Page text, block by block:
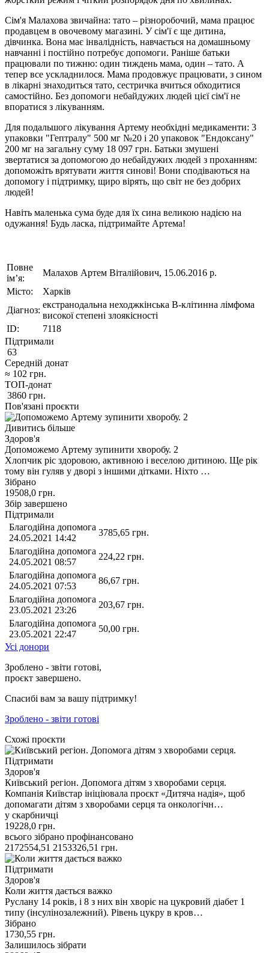
Сім'я Малахова звичайна: тато – різноробочий, мама працює
продавцем в овочевому магазині. У сім'ї є ще дитина,
дівчинка. Вона має інвалідність, навчається на домашньому
навчанні і постійно потребує допомоги. Раніше батьки
працювали по тижню: один тиждень мама, один – тато. А
тепер все ускладнилося. Мама продовжує працювати, з сином
в лікарні знаходиться тато, сестричка вчиться обходитися
самостійно. Без допомоги небайдужих людей цієї сім'ї не
впоратися з лікуванням.
Для подальшого лікування Артему необхідні медикаменти: 3
упаковки "Гептралу" 500 мг №20 і 20 упаковок "Ендоксану"
200 мг на загальну суму 18 097 грн. Батьки змушені
звертатися за допомогою до небайдужих людей з проханням:
допоможіть врятувати життя синові! Вони сподіваються на
допомогу і підтримку, щиро вірять, що світ не без добрих
людей!
Навіть маленька сума буде для їх сина великою надією на
одужання! Будь ласка, підтримайте Артема!
Повне
ім’я:
Малахов Артем Віталійович, 15.06.2016 р.
Місто:
Харків
Діагноз:
екстранодальна неходжкінська В-клітинна лімфома
високої степені злоякісності
ID:
7118
Підтримали
63
Середній донат
≈ 102 грн.
ТОП-донат
3860 грн.
Пов'язані проєкти
Дивитись більше
Здоров'я
Допоможемо Артему зупинити хворобу. 2
Хлопчик ріс здоровою, активною і веселою дитиною. Ще рік
тому він гуляв у дворі з іншими дітками. Ніхто …
Зібрано
19508,0 грн.
Збір завершено
Підтримали
Благодійна допомога
24.05.2021 14:42
3785,65 грн.
Благодійна допомога
24.05.2021 08:57
224,22 грн.
Благодійна допомога
24.05.2021 07:53
86,67 грн.
Благодійна допомога
23.05.2021 23:26
203,67 грн.
Благодійна допомога
23.05.2021 22:47
50,00 грн.
Усі донори
Зроблено - звіти готові,
проєкт завершено.
Спасибі вам за вашу підтримку!
Зроблено - звіти готові
Схожі проєкти
Підтримати
Здоров'я
Київський регіон. Допомога дітям з хворобами серця.
Компанія Київстар ініціювала проєкт «Дитяча надія», щоб
допомагати дітям з хворобами серця та онкологічн…
у скарбничці
19228,0 грн.
всього зібрано профінансовано
2172554,51 2153326,51 грн.
Підтримати
Здоров'я
Коли життя дається важко
Руслану 14 років, і 8 з них він хворіє на цукровий діабет 1
типу (інсулінозалежний). Рівень цукру в кров…
Зібрано
1730,55 грн.
Залишилось зібрати